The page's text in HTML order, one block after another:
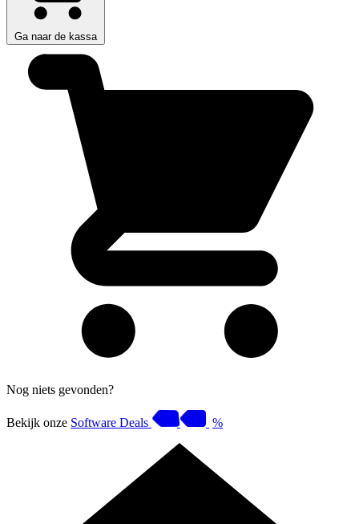
Ga naar de kassa
Nog niets gevonden?
Bekijk onze Software Deals %